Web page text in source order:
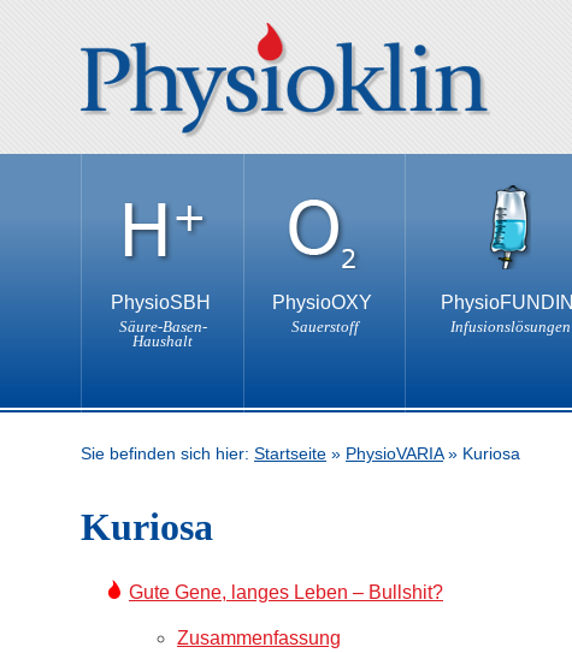
PhysioSBH
Säure-Basen-
Haushalt
PhysioOXY
Sauerstoff
PhysioFUNDIN
Infusionslösungen
Sie befinden sich hier: Startseite » PhysioVARIA» Kuriosa
Kuriosa
Gute Gene, langes Leben – Bullshit?
Zusammenfassung